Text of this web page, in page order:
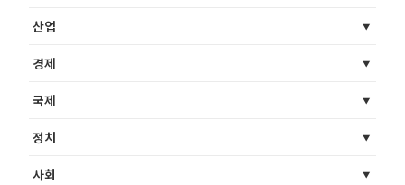
산업
경제
국제
정치
사회